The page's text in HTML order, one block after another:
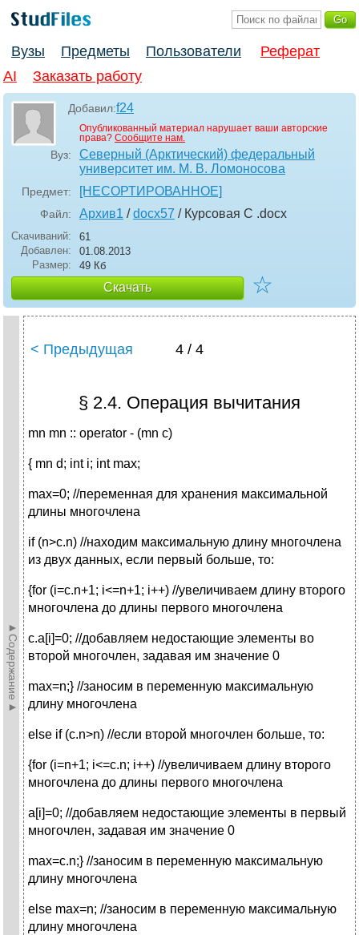
Вузы Предметы Пользователи
Реферат
AI
Заказать работу
Добавил:f24
Опубликованный материал нарушает ваши авторские
права? Сообщите нам.
Вуз:
Северный (Арктический) федеральный
университет им. М. В. Ломоносова
Предмет: [НЕСОРТИРОВАННОЕ]
Файл: Архив1 /docx57 / Курсовая С .docx
Скачиваний:
61
Добавлен:
01.08.2013
Размер:
49 Кб
Скачать ☆
►Содержание►
< Предыдущая 4 / 4
§ 2.4. Операция вычитания
mn mn :: operator - (mn c)
{ mn d; int i; int max;
max=0; //переменная для хранения максимальной
длины многочлена
if (n>c.n) //находим максимальную длину многочлена
из двух данных, если первый больше, то:
{for (i=c.n+1; i<=n+1; i++) //увеличиваем длину второго
многочлена до длины первого многочлена
c.a[i]=0; //добавляем недостающие элементы во
второй многочлен, задавая им значение 0
max=n;} //заносим в переменную максимальную
длину многочлена
else if (c.n>n) //если второй многочлен больше, то:
{for (i=n+1; i<=c.n; i++) //увеличиваем длину второго
многочлена до длины первого многочлена
a[i]=0; //добавляем недостающие элементы в первый
многочлен, задавая им значение 0
max=c.n;} //заносим в переменную максимальную
длину многочлена
else max=n; //заносим в переменную максимальную
длину многочлена